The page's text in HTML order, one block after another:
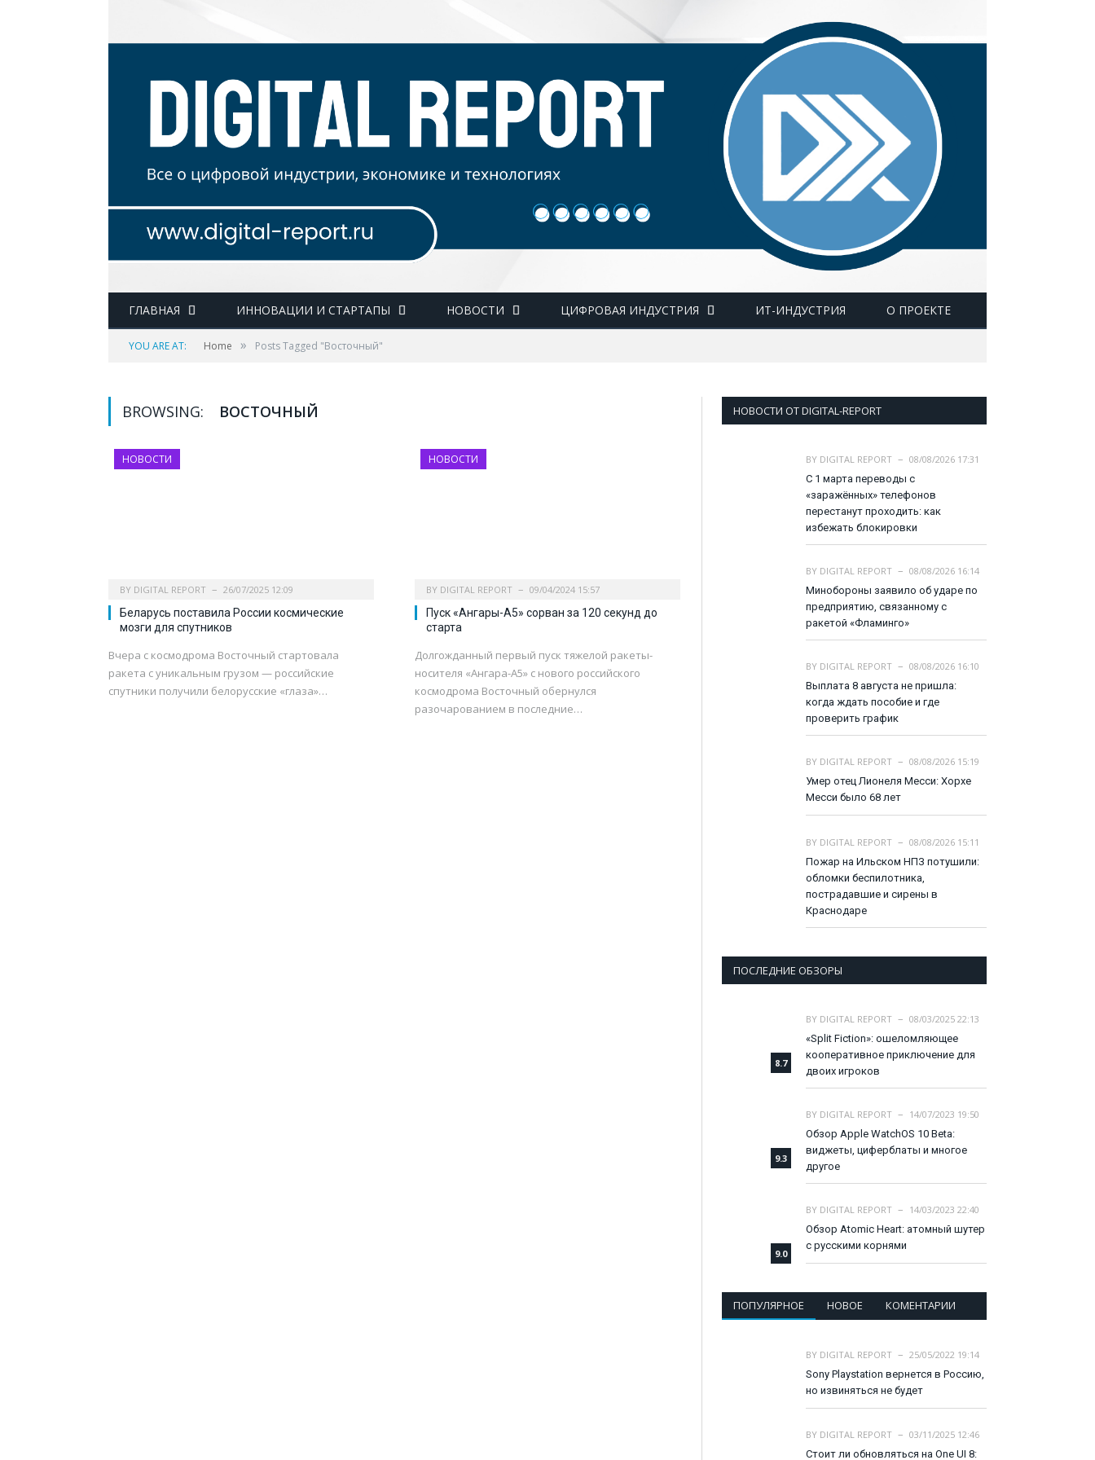
ГЛАВНАЯ ИННОВАЦИИ И СТАРТАПЫ НОВОСТИ ЦИФРОВАЯ ИНДУСТРИЯ ИТ-ИНДУСТРИЯ О ПРОЕКТЕ
YOU ARE AT: Home » Posts Tagged "Восточный"
BROWSING: ВОСТОЧНЫЙ
НОВОСТИ
BY DIGITAL REPORT 26/07/2025 12:09
Беларусь поставила России космические
мозги для спутников
Вчера с космодрома Восточный стартовала
ракета с уникальным грузом — российские
спутники получили белорусские «глаза»…
НОВОСТИ
BY DIGITAL REPORT 09/04/2024 15:57
Пуск «Ангары-А5» сорван за 120 секунд до
старта
Долгожданный первый пуск тяжелой ракеты-
носителя «Ангара-А5» с нового российского
космодрома Восточный обернулся
разочарованием в последние…
НОВОСТИ ОТ DIGITAL-REPORT
BY DIGITAL REPORT
08/08/2026 17:31
С 1 марта переводы с
«заражённых» телефонов
перестанут проходить: как
избежать блокировки
BY DIGITAL REPORT
08/08/2026 16:14
Минобороны заявило об ударе по
предприятию, связанному с
ракетой «Фламинго»
BY DIGITAL REPORT
08/08/2026 16:10
Выплата 8 августа не пришла:
когда ждать пособие и где
проверить график
BY DIGITAL REPORT
08/08/2026 15:19
Умер отец Лионеля Месси: Хорхе
Месси было 68 лет
BY DIGITAL REPORT
08/08/2026 15:11
Пожар на Ильском НПЗ потушили:
обломки беспилотника,
пострадавшие и сирены в
Краснодаре
ПОСЛЕДНИЕ ОБЗОРЫ
8.7
BY DIGITAL REPORT
08/03/2025 22:13
«Split Fiction»: ошеломляющее
кооперативное приключение для
двоих игроков
9.3
BY DIGITAL REPORT
14/07/2023 19:50
Обзор Apple WatchOS 10 Beta:
виджеты, циферблаты и многое
другое
9.0
BY DIGITAL REPORT
14/03/2023 22:40
Обзор Atomic Heart: атомный шутер
с русскими корнями
ПОПУЛЯРНОЕ НОВОЕ КОМЕНТАРИИ
BY DIGITAL REPORT
25/05/2022 19:14
Sony Playstation вернется в Россию,
но извиняться не будет
BY DIGITAL REPORT
03/11/2025 12:46
Стоит ли обновляться на One UI 8: